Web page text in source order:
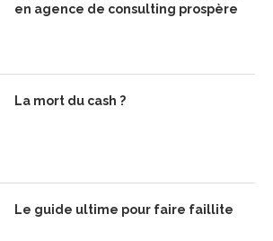
en agence de consulting prospère
La mort du cash ?
Le guide ultime pour faire faillite